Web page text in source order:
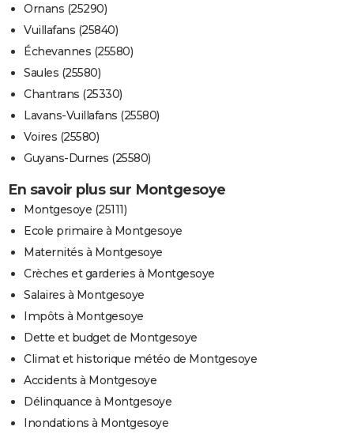
Ornans (25290)
Vuillafans (25840)
Échevannes (25580)
Saules (25580)
Chantrans (25330)
Lavans-Vuillafans (25580)
Voires (25580)
Guyans-Durnes (25580)
En savoir plus sur Montgesoye
Montgesoye (25111)
Ecole primaire à Montgesoye
Maternités à Montgesoye
Crèches et garderies à Montgesoye
Salaires à Montgesoye
Impôts à Montgesoye
Dette et budget de Montgesoye
Climat et historique météo de Montgesoye
Accidents à Montgesoye
Délinquance à Montgesoye
Inondations à Montgesoye